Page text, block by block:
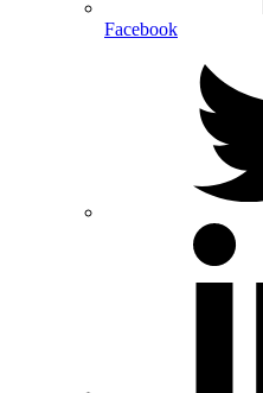
Facebook